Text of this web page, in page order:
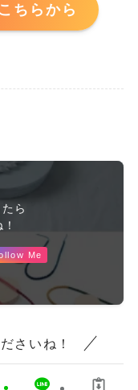
ちらから
ら
Me
さいね！